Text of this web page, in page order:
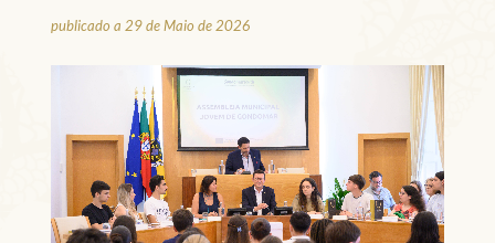
publicado a 29 de Maio de 2026